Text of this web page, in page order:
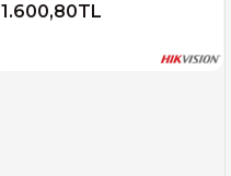
1.600,80TL